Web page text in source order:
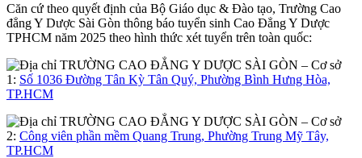
Căn cứ theo quyết định của Bộ Giáo dục & Đào tạo, Trường Cao
đẳng Y Dược Sài Gòn thông báo tuyển sinh Cao Đẳng Y Dược
TPHCM năm 2025 theo hình thức xét tuyển trên toàn quốc:
– Cơ sở
1: Số 1036 Đường Tân Kỳ Tân Quý, Phường Bình Hưng Hòa,
TP.HCM
– Cơ sở
2: Công viên phần mềm Quang Trung, Phường Trung Mỹ Tây,
TP.HCM